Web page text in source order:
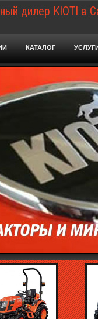
дилер KIOTI в
КАТАЛОГ